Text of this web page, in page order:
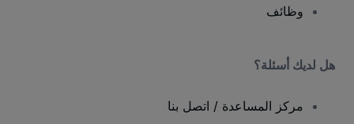
وظائف
هل لديك أسئلة؟
مركز المساعدة / اتصل بنا